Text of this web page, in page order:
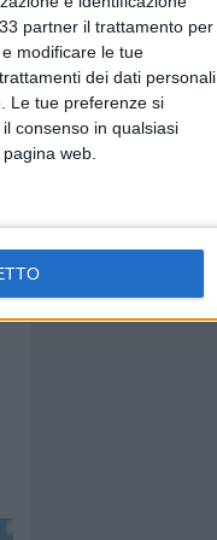
partner il trattamento per
modificare le tue
dei dati personali
Le tue preferenze si
consenso in qualsiasi
web.